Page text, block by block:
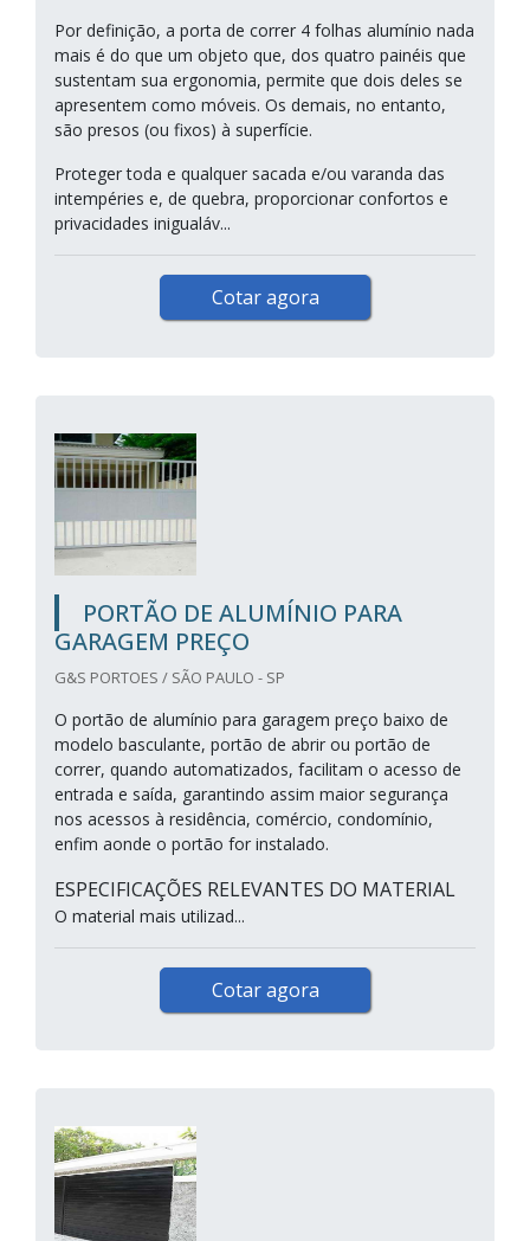
Por definição, a porta de correr 4 folhas alumínio nada
mais é do que um objeto que, dos quatro painéis que
sustentam sua ergonomia, permite que dois deles se
apresentem como móveis. Os demais, no entanto,
são presos (ou fixos) à superfície.
Proteger toda e qualquer sacada e/ou varanda das
intempéries e, de quebra, proporcionar confortos e
privacidades inigualáv...
Cotar agora
PORTÃO DE ALUMÍNIO PARA
GARAGEM PREÇO
G&S PORTOES / SÃO PAULO - SP
O portão de alumínio para garagem preço baixo de
modelo basculante, portão de abrir ou portão de
correr, quando automatizados, facilitam o acesso de
entrada e saída, garantindo assim maior segurança
nos acessos à residência, comércio, condomínio,
enfim aonde o portão for instalado.
ESPECIFICAÇÕES RELEVANTES DO MATERIAL
O material mais utilizad...
Cotar agora